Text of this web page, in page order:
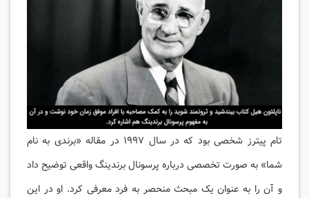
تام پیترز شخصی بود که در سال ۱۹۹۷ در مقاله «برندی به نام
شما» به صورت تخصصی درباره پرسونال برندینگ واقعی توضیح داد
و آن را به عنوان یک مبحث منحصر به فرد معرفی کرد. او در این